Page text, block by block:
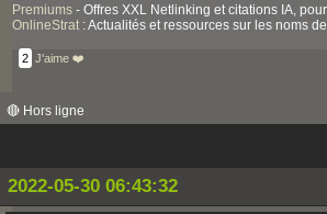
Premiums - Offres XXL Netlinking et citations IA,
OnlineStrat : Actualités et ressources sur les noms
2 J'aime ❤️
🔴 Hors ligne
2022-05-30 06:43:32